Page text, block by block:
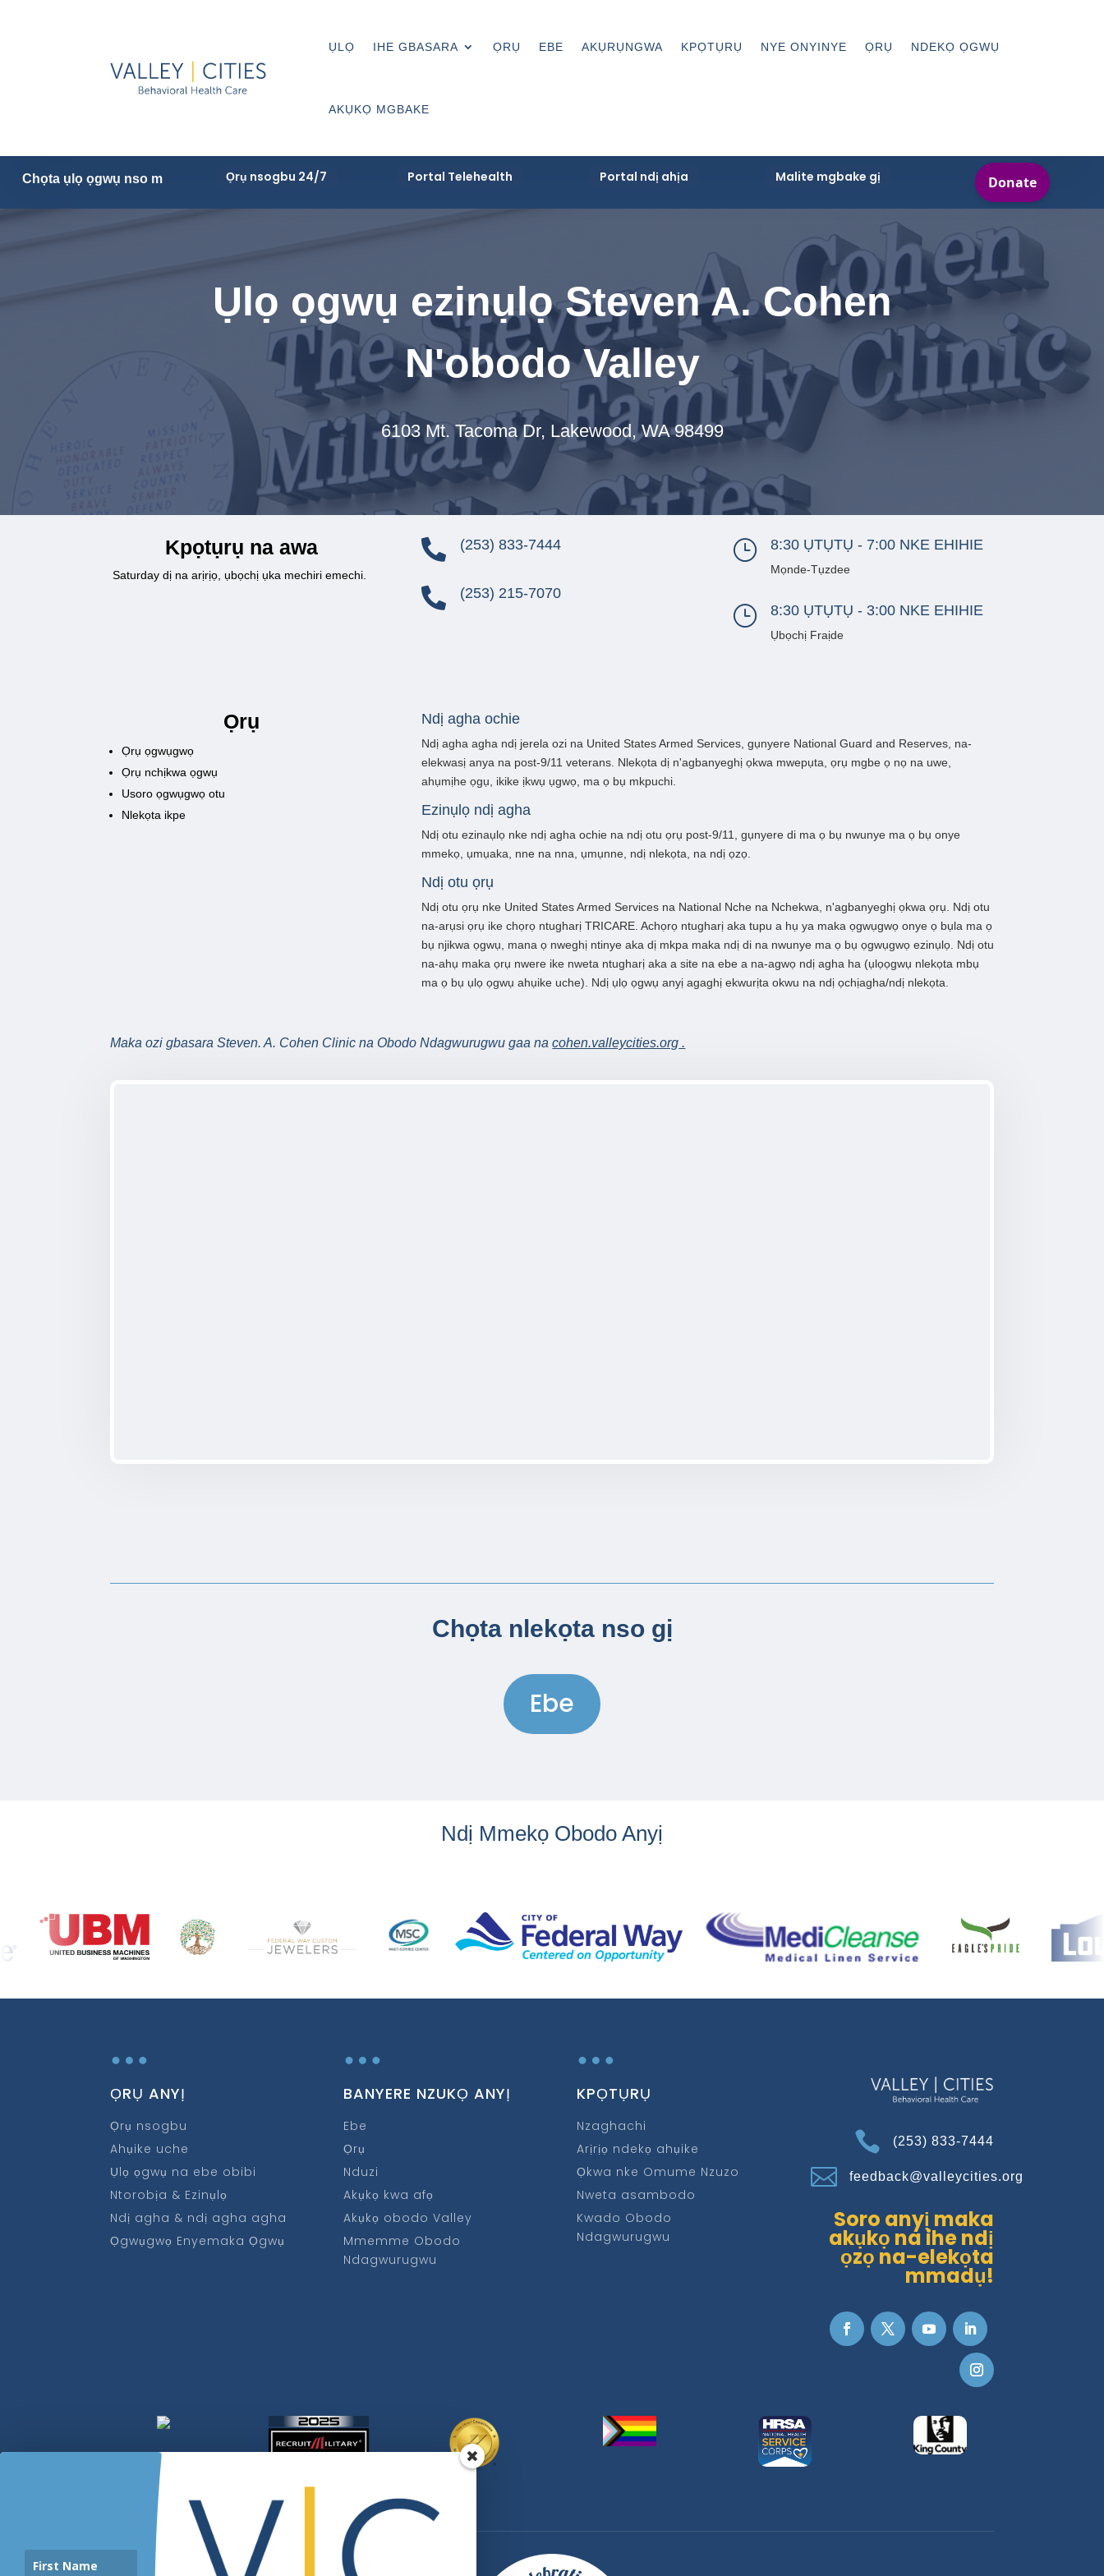
ỤLỌ IHE GBASARA ỌRỤ EBE AKỤRỤNGWA KPỌTỤRỤ NYE ONYINYE ỌRỤ NDEKỌ ỌGWỤ
AKỤKỌ MGBAKE
Chọta ụlọ ọgwụ nso m Ọrụ nsogbu 24/7 Portal Telehealth Portal ndị ahịa Malite mgbake gị
Ụlọ ọgwụ ezinụlọ Steven A. Cohen
N'obodo Valley
6103 Mt. Tacoma Dr, Lakewood, WA 98499
Kpọtụrụ na awa
Saturday dị na arịrịọ, ụbọchị ụka mechiri emechi.
 (253) 833-7444
 (253) 215-7070
} 8:30 ỤTỤTỤ - 7:00 NKE EHIHIE
Mọnde-Tụzdee
} 8:30 ỤTỤTỤ - 3:00 NKE EHIHIE
Ụbọchị Fraịde
Ọrụ
Ọrụ ọgwụgwọ
Ọrụ nchịkwa ọgwụ
Usoro ọgwụgwọ otu
Nlekọta ikpe
Ndị agha ochie
Ndị agha agha ndị jerela ozi na United States Armed Services, gụnyere National Guard and Reserves, na-
elekwasị anya na post-9/11 veterans. Nlekọta dị n'agbanyeghị ọkwa mwepụta, ọrụ mgbe ọ nọ na uwe,
ahụmịhe ọgụ, ikike ịkwụ ụgwọ, ma ọ bụ mkpuchi.
Ezinụlọ ndị agha
Ndị otu ezinaụlọ nke ndị agha ochie na ndị otu ọrụ post-9/11, gụnyere di ma ọ bụ nwunye ma ọ bụ onye
mmekọ, ụmụaka, nne na nna, ụmụnne, ndị nlekọta, na ndị ọzọ.
Ndị otu ọrụ
Ndị otu ọrụ nke United States Armed Services na National Nche na Nchekwa, n'agbanyeghị ọkwa ọrụ. Ndị otu
na-arụsi ọrụ ike chọrọ ntugharị TRICARE. Achọrọ ntugharị aka tupu a hụ ya maka ọgwụgwọ onye ọ bụla ma ọ
bụ njikwa ọgwụ, mana ọ nweghị ntinye aka dị mkpa maka ndị di na nwunye ma ọ bụ ọgwụgwọ ezinụlọ. Ndị otu
na-ahụ maka ọrụ nwere ike nweta ntugharị aka a site na ebe a na-agwọ ndị agha ha (ụlọọgwụ nlekọta mbụ
ma ọ bụ ụlọ ọgwụ ahụike uche). Ndị ụlọ ọgwụ anyị agaghị ekwurịta okwu na ndị ọchịagha/ndị nlekọta.
Maka ozi gbasara Steven. A. Cohen Clinic na Obodo Ndagwurugwu gaa nacohen.valleycities.org .
Chọta nlekọta nso gị
Ebe
Ndị Mmekọ Obodo Anyị
…
ỌRỤ ANYỊ
Ọrụ nsogbu
Ahụike uche
Ụlọ ọgwụ na ebe obibi
Ntorobịa & Ezinụlọ
Ndị agha & ndị agha agha
Ọgwụgwọ Enyemaka Ọgwụ
…
BANYERE NZUKỌ ANYỊ
Ebe
Ọrụ
Nduzi
Akụkọ kwa afọ
Akụkọ obodo Valley
Mmemme Obodo
Ndagwurugwu
…
KPỌTỤRỤ
Nzaghachi
Arịrịọ ndekọ ahụike
Ọkwa nke Omume Nzuzo
Nweta asambodo
Kwado Obodo
Ndagwurugwu
 (253) 833-7444
 feedback@valleycities.org
Soro anyị maka
akụkọ na ihe ndị
ọzọ na-elekọta
mmadụ!